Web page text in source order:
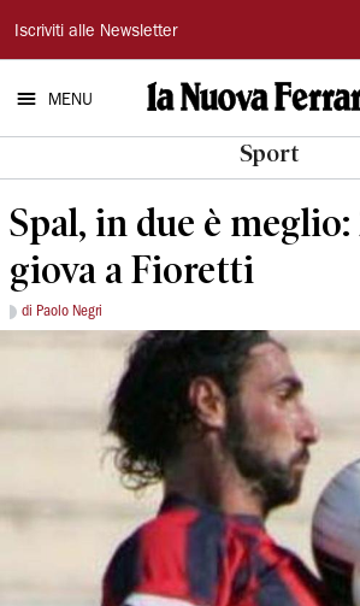
La
Nuova
Ferrara
Iscriviti alle Newsletter
MENU
Sport
Spal, in due è
giova a Fioretti
di Paolo Negri